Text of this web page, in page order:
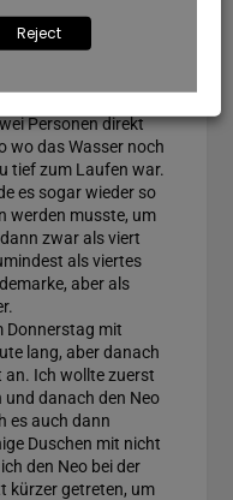
vom Strand
Personen direkt
wo das Wasser noch
tief zum Laufen war.
es sogar wieder so
werden musste, um
zwar als viert
als viertes
aber als
Donnerstag mit
lang, aber danach
an. Ich wollte zuerst
und danach den Neo
es auch dann
Duschen mit nicht
den Neo bei der
kürzer getreten, um
Reject